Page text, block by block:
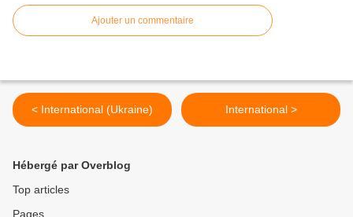
Ajouter un commentaire
< International (Ukraine) International >
Hébergé par Overblog
Top articles
Pages